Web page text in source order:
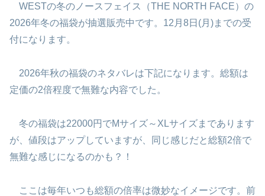
WESTの冬のノースフェイス（THE NORTH FACE）の
2026年冬の福袋が抽選販売中です。12月8日(月)までの受
付になります。
2026年秋の福袋のネタバレは下記になります。総額は
定価の2倍程度で無難な内容でした。
冬の福袋は22000円でMサイズ～XLサイズまであります
が、値段はアップしていますが、同じ感じだと総額2倍で
無難な感じになるのかも？！
ここは毎年いつも総額の倍率は微妙なイメージです。前